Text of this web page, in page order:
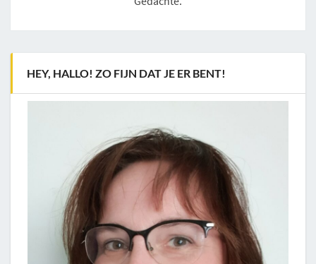
HEY, HALLO! ZO FIJN DAT JE ER BENT!